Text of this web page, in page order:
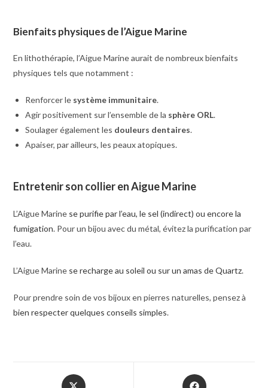
Bienfaits physiques de l’Aigue Marine
En lithothérapie, l’Aigue Marine aurait de nombreux bienfaits
physiques tels que notamment :
Renforcer le système immunitaire.
Agir positivement sur l’ensemble de la sphère ORL.
Soulager également les douleurs dentaires.
Apaiser, par ailleurs, les peaux atopiques.
Entretenir son collier en Aigue Marine
L’Aigue Marine se purifie par l’eau, le sel (indirect) ou encore la
fumigation. Pour un bijou avec du métal, évitez la purification par
l’eau.
L’Aigue Marine se recharge au soleil ou sur un amas de Quartz.
Pour prendre soin de vos bijoux en pierres naturelles, pensez à
bien respecter quelques conseils simples.